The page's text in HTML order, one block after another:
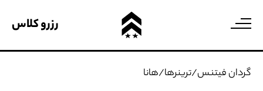
رزرو کلاس
گردان فیتنس/ترینرها/هانا